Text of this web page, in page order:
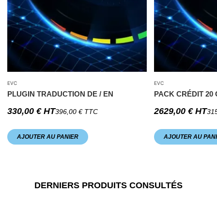
EVC
PLUGIN TRADUCTION DE / EN
330,00 €HT396,00 €TTC
AJOUTER AU PANIER
EVC
PACK CRÉDIT 20
2629,00 €HT
AJOUTER AU
DERNIERS PRODUITS CONSULTÉS